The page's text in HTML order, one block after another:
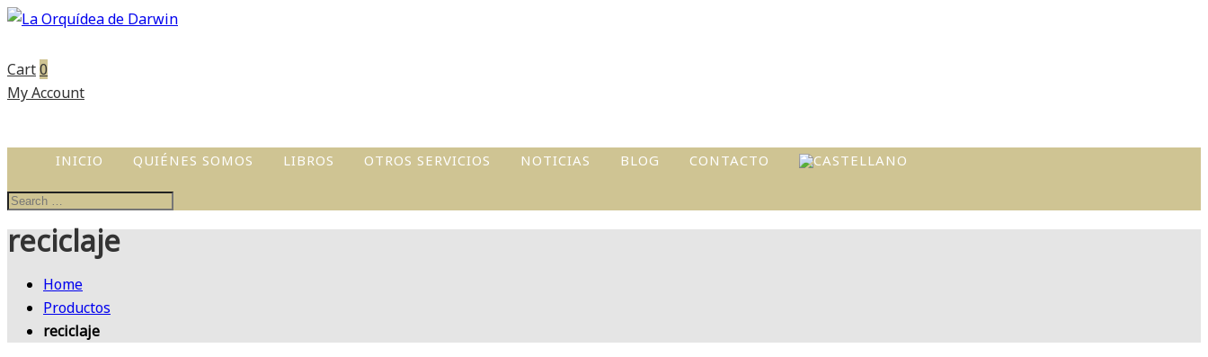
Cart0
My Account
INICIO QUIÉNES SOMOS LIBROS
OTROS SERVICIOS
LIBROS LOCALES
NOTICIAS BLOG CONTACTO
reciclaje
Home
Productos
reciclaje